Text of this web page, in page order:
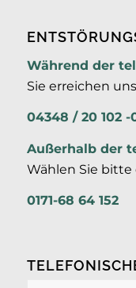
Während der
Sie erreichen
04348 / 20 102 -
Außerhalb der
Wählen Sie bitte
0171-68 64 152